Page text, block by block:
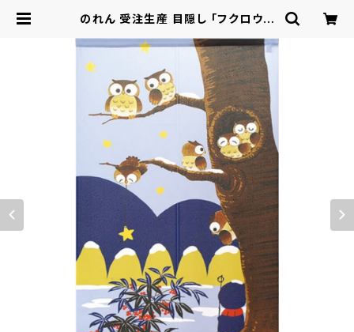
のれん 受注生産 目隠し 「フクロウと
家具・インテリア ファブリック・敷物 |
ロシナンテ！オンライン - 総合ショッ
ピングサイト -